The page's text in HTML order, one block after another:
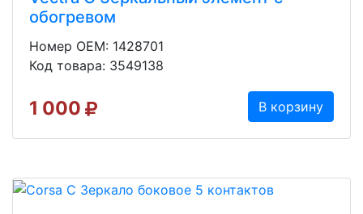
обогревом
Номер OEM: 1428701
Код товара: 3549138
1 000 В корзину